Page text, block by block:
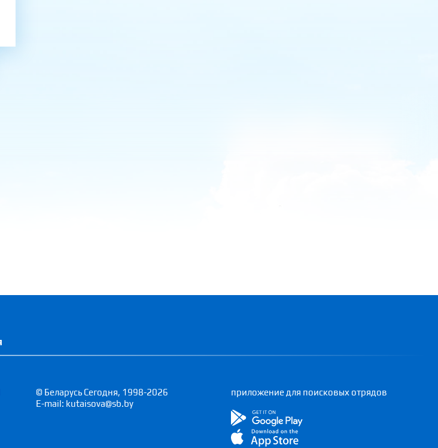
© Беларусь Сегодня, 1998-2026
E-mail: kutaisova@sb.by
приложение для поисковых отрядов